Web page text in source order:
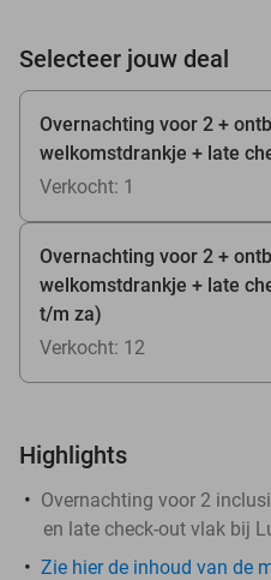
Selecteer jouw deal
Overnachting voor 2 +
welkomstdrankje + late
Verkocht: 1
Overnachting voor 2 +
welkomstdrankje + late
t/m za)
Verkocht: 12
Highlights
Overnachting voor 2
en late check-out vlak bij
Zie hier de inhoud van de